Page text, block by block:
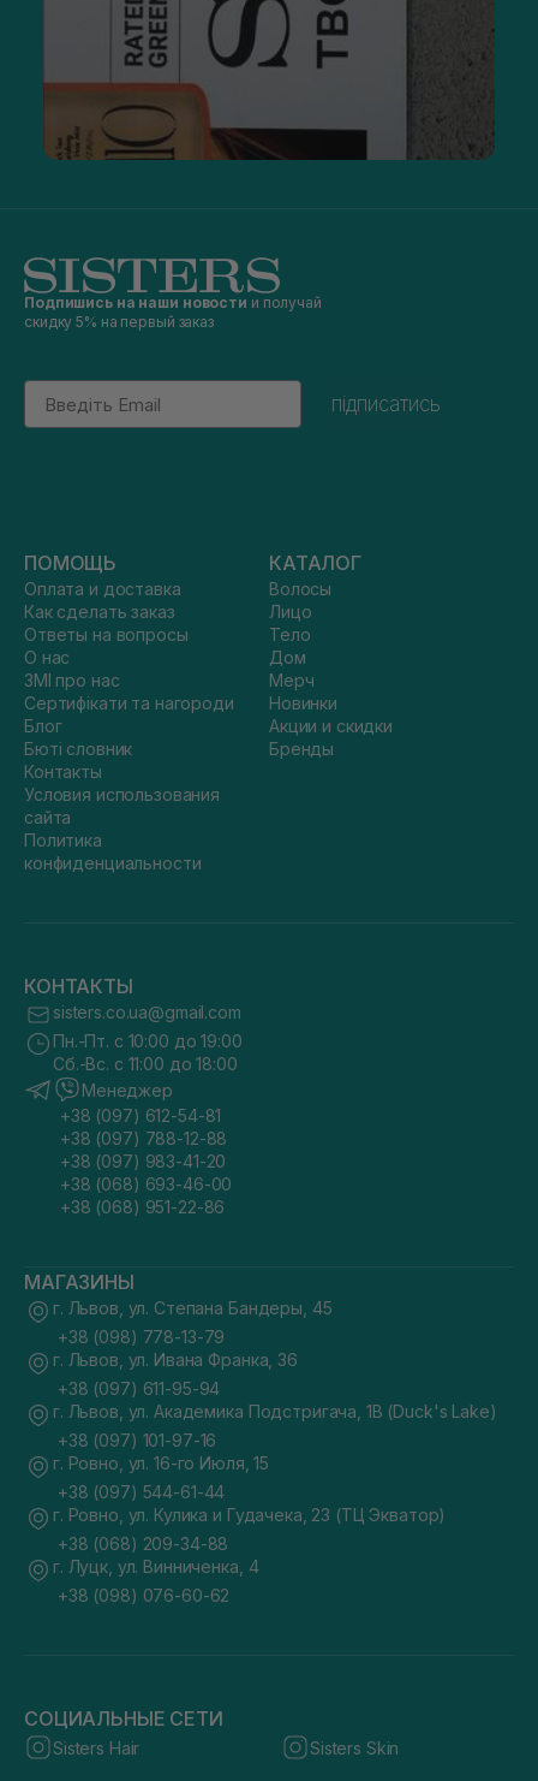
Подпишись на наши новости и получай
скидку 5% на первый заказ
Email
підписатись
ПОМОЩЬ
Оплата и доставка
Как сделать заказ
Ответы на вопросы
О нас
ЗМІ про нас
Сертифікати та нагороди
Блог
Бюті словник
Контакты
Условия использования
сайта
Политика
конфиденциальности
КАТАЛОГ
Волосы
Лицо
Тело
Дом
Мерч
Новинки
Акции и скидки
Бренды
КОНТАКТЫ
sisters.co.ua@gmail.com
Пн.-Пт. с 10:00 до 19:00
Сб.-Вс. с 11:00 до 18:00
Менеджер
+38 (097) 612-54-81
+38 (097) 788-12-88
+38 (097) 983-41-20
+38 (068) 693-46-00
+38 (068) 951-22-86
МАГАЗИНЫ
г. Львов, ул. Степана Бандеры, 45
+38 (098) 778-13-79
г. Львов, ул. Ивана Франка, 36
+38 (097) 611-95-94
г. Львов, ул. Академика Подстригача, 1В (Duck's Lake)
+38 (097) 101-97-16
г. Ровно, ул. 16-го Июля, 15
+38 (097) 544-61-44
г. Ровно, ул. Кулика и Гудачека, 23 (ТЦ Экватор)
+38 (068) 209-34-88
г. Луцк, ул. Винниченка, 4
+38 (098) 076-60-62
СОЦИАЛЬНЫЕ СЕТИ
Sisters Hair Sisters Skin